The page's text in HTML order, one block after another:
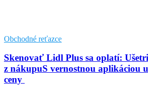
Obchodné reťazce
Skenovať Lidl Plus sa oplatí:
z nákupuS vernostnou aplikáciou
ceny